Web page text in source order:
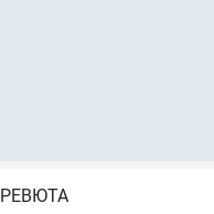
РЕВЮТА